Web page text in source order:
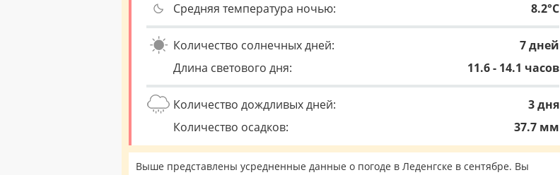
Средняя температура ночью:
8.2°C
Количество солнечных дней:
7 дней
Длина светового дня:
11.6 - 14.1 часов
Количество дождливых дней:
3 дня
Количество осадков:
37.7 мм
Выше представлены усредненные данные о погоде в Леденгске в сентябре. Вы